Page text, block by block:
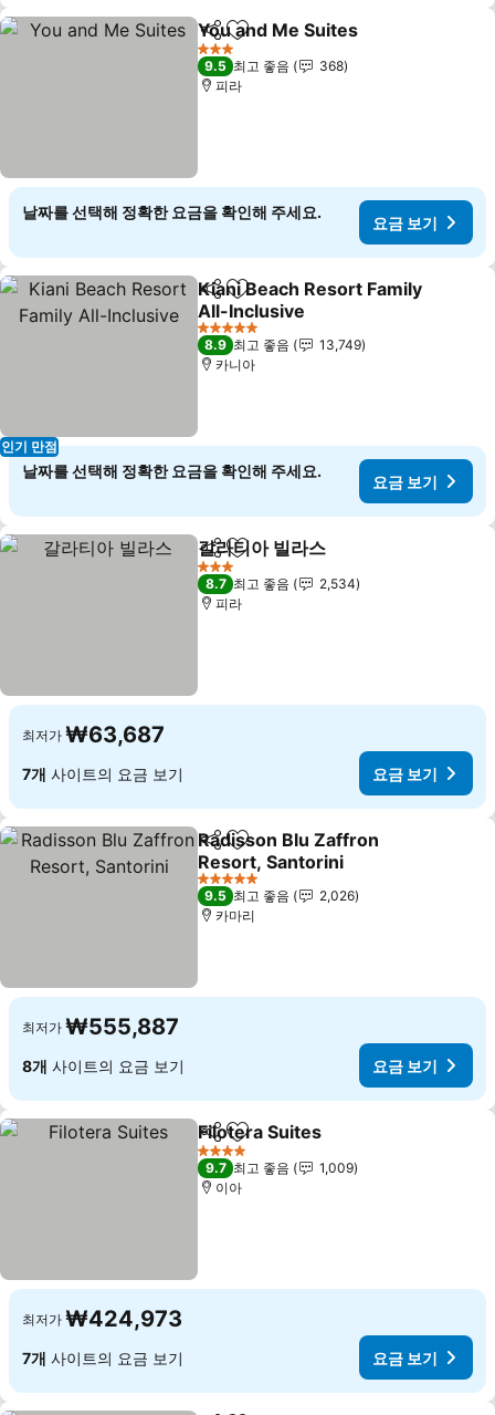
공유 즐겨찾기에 추가
You and Me Suites
3 성급
9.5 최고 좋음
368
피라
날짜를 선택해 정확한 요금을 확인해 주세요.
요금 보기
인기 만점
공유 즐겨찾기에 추가
Kiani Beach Resort Family
All-Inclusive
요금 보기
5 성급
8.9 최고 좋음
13,749
카니아
날짜를 선택해 정확한 요금을 확인해 주세요.
요금 보기
공유 즐겨찾기에 추가
갈라티아 빌라스
3 성급
8.7 최고 좋음
2,534
피라
최저가 ₩63,687
7개 사이트의 요금 보기 요금 보기
공유 즐겨찾기에 추가
Radisson Blu Zaffron
Resort, Santorini
요금 보기
5 성급
9.5 최고 좋음
2,026
카마리
최저가 ₩555,887
8개 사이트의 요금 보기 요금 보기
공유 즐겨찾기에 추가
Filotera Suites
4 성급
9.7 최고 좋음
1,009
이아
최저가 ₩424,973
7개 사이트의 요금 보기 요금 보기